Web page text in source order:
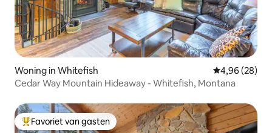
Woning in Whitefish Gemiddelde
4,96 (28)
Cedar Way Mountain Hideaway - Whitefish, Montana
Topfavoriet van gasten
Favoriet van gasten